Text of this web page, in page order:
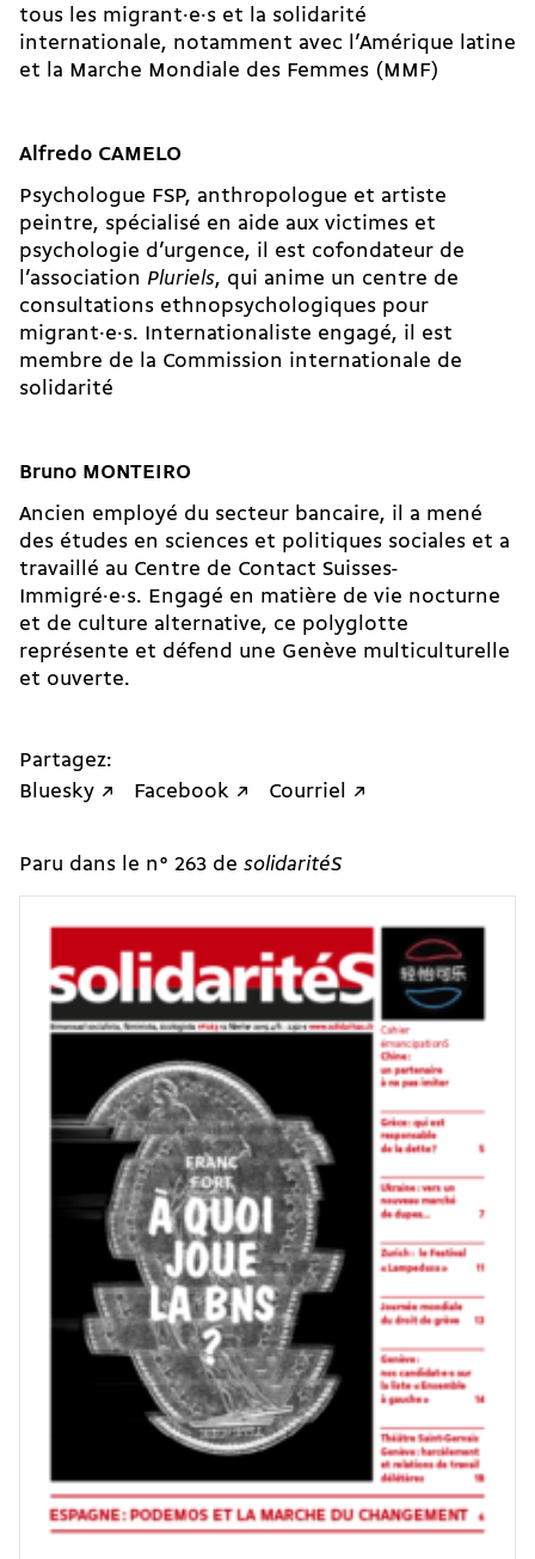
tous les migrant·e·s et la solidarité
internationale, notamment avec l’Amérique latine
et la Marche Mondiale des Femmes (MMF)
Alfredo CAMELO
Psychologue FSP, anthropologue et artiste
peintre, spécialisé en aide aux victimes et
psychologie d’urgence, il est cofondateur de
l’association Pluriels, qui anime un centre de
consultations ethnopsychologiques pour
migrant·e·s. Internationaliste engagé, il est
membre de la Commission internationale de
solidarité
Bruno MONTEIRO
Ancien employé du secteur bancaire, il a mené
des études en sciences et politiques sociales et a
travaillé au Centre de Contact Suisses-
Immigré·e·s. Engagé en matière de vie nocturne
et de culture alternative, ce polyglotte
représente et défend une Genève multiculturelle
et ouverte.
Partagez:
Bluesky ↗
Facebook ↗ Courriel ↗
Paru dans le n° 263 de solidaritéS